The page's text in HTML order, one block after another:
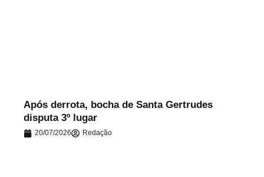
Após derrota, bocha de Santa Gertrudes
disputa 3º lugar
20/07/2026 Redação